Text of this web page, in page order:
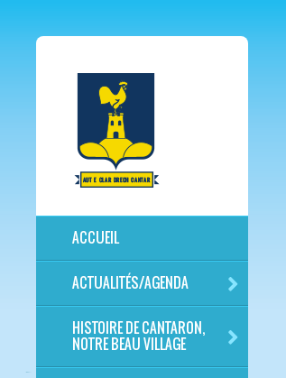
ACCUEIL
ACTUALITÉS/AGENDA
HISTOIRE DE CANTARON,
NOTRE BEAU VILLAGE